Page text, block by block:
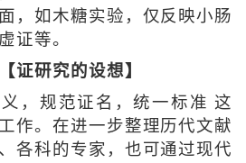
，如木糖实验，仅反映小肠
证等。
【证研究的设想】
规范证名，统一标准 这
作。在进一步整理历代文献
各科的专家，也可通过现代